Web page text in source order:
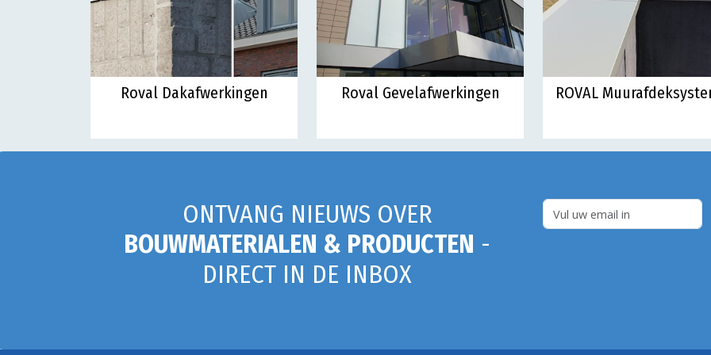
Roval Dakafwerkingen Roval Gevelafwerkingen ROVAL
ONTVANG NIEUWS OVER
BOUWMATERIALEN & PRODUCTEN -
DIRECT IN DE INBOX